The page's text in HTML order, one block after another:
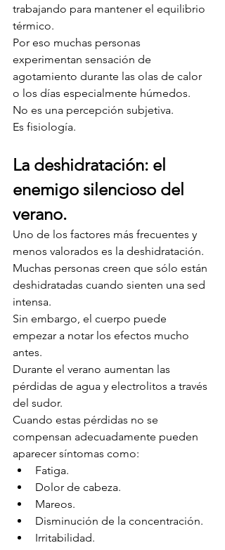
trabajando para mantener el equilibrio
térmico.
Por eso muchas personas
experimentan sensación de
agotamiento durante las olas de calor
o los días especialmente húmedos.
No es una percepción subjetiva.
Es fisiología.
La deshidratación: el
enemigo silencioso del
verano.
Uno de los factores más frecuentes y
menos valorados es la deshidratación.
Muchas personas creen que sólo están
deshidratadas cuando sienten una sed
intensa.
Sin embargo, el cuerpo puede
empezar a notar los efectos mucho
antes.
Durante el verano aumentan las
pérdidas de agua y electrolitos a través
del sudor.
Cuando estas pérdidas no se
compensan adecuadamente pueden
aparecer síntomas como:
Fatiga.
Dolor de cabeza.
Mareos.
Disminución de la concentración.
Irritabilidad.